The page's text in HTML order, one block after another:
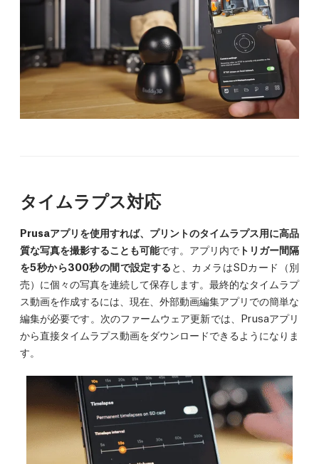
タイムラプス対応
Prusaアプリを使用すれば、プリントのタイムラプス用に高品
質な写真を撮影することも可能です。アプリ内で トリガー間隔
を5秒から300秒の間で設定する と、カメラはSDカード（別
売）に個々の写真を連続して保存します。最終的なタイムラプ
ス動画を作成するには、現在、外部動画編集アプリでの簡単な
編集が必要です。次のファームウェア更新では、Prusaアプリ
から直接タイムラプス動画をダウンロードできるようになりま
す。